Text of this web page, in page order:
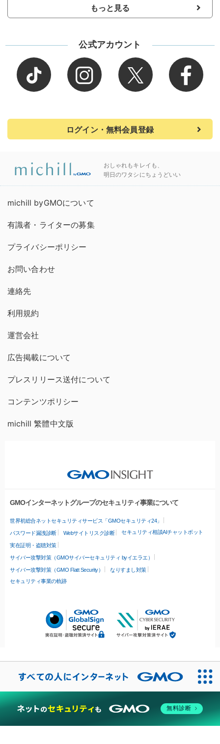
もっと見る
公式アカウント
ログイン・無料会員登録
おしゃれもキレイも、
明日のワタシにちょうどいい
michill byGMOについて
有識者・ライターの募集
プライバシーポリシー
お問い合わせ
連絡先
利用規約
運営会社
広告掲載について
プレスリリース送付について
コンテンツポリシー
michill 繁體中文版
GMOインターネットグループのセキュリティ事業について
世界初総合ネットセキュリティサービス「GMOセキュリティ24」
パスワード漏洩診断 Webサイトリスク診断 セキュリティ相談AIチャットボット
実在証明・盗聴対策
サイバー攻撃対策（GMOサイバーセキュリティ byイエラエ）
サイバー攻撃対策（GMO Flatt Security）
なりすまし対策
セキュリティ事業の軌跡
無料診断